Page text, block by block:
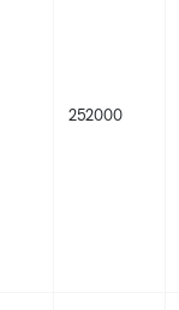
252000